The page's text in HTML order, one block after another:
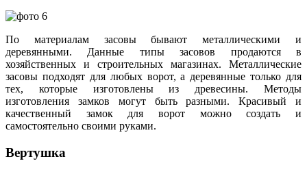
По материалам засовы бывают металлическими и
деревянными. Данные типы засовов продаются в
хозяйственных и строительных магазинах. Металлические
засовы подходят для любых ворот, а деревянные только для
тех, которые изготовлены из древесины. Методы
изготовления замков могут быть разными. Красивый и
качественный замок для ворот можно создать и
самостоятельно своими руками.
Вертушка